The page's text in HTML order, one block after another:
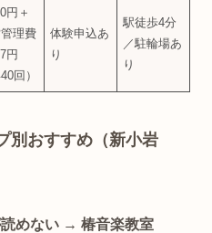
円＋
理費
円
40回）
体験申込あ
り
駅徒歩4分
／駐輪場あ
り
別おすすめ（新小岩
めない → 椿音楽教室